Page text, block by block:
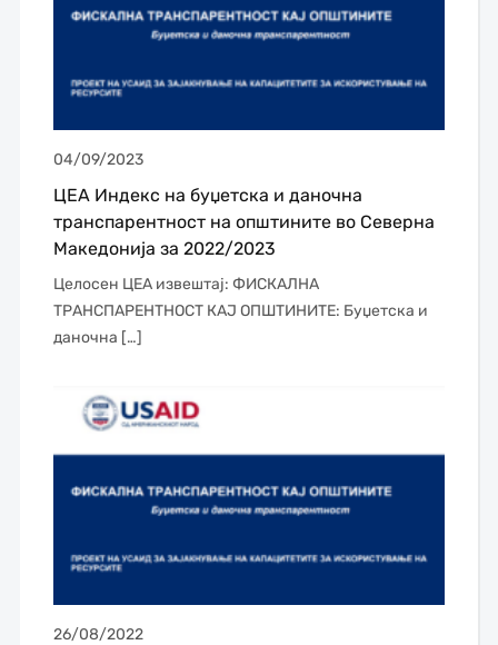
04/09/2023
ЦЕА Индекс на буџетска и даночна
транспарентност на општините во Северна
Македонија за 2022/2023
Целосен ЦЕА извештај: ФИСКАЛНА
ТРАНСПАРЕНТНОСТ КАЈ ОПШТИНИТЕ: Буџетска и
даночна […]
26/08/2022